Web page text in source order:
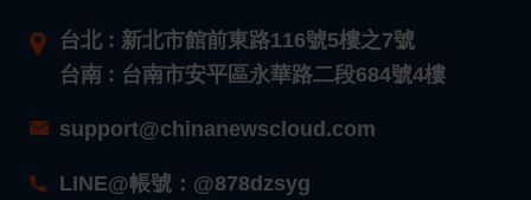
台北 : 新北市館前東路116號5樓之7號
台南 : 台南市安平區永華路二段684號4樓
support@chinanewscloud.com
LINE@帳號：@878dzsyg